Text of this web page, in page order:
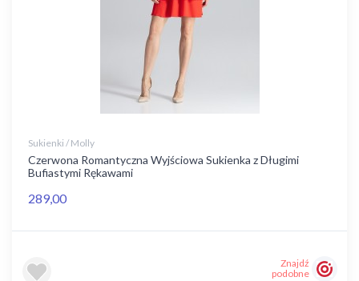
Sukienki / Molly
Czerwona Romantyczna Wyjściowa Sukienka z Długimi
Bufiastymi Rękawami
289,00
Znajdź
podobne